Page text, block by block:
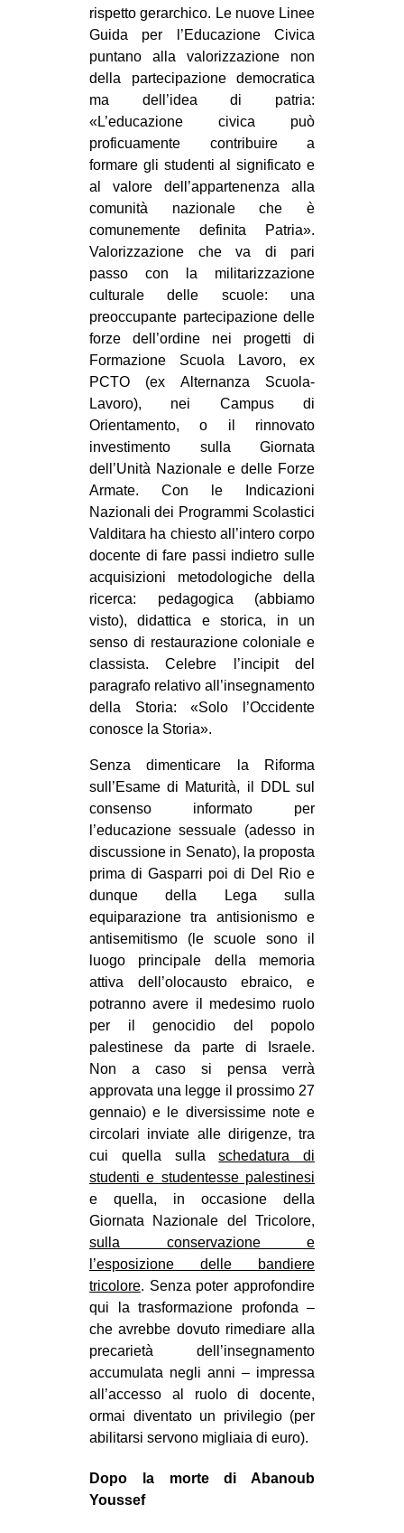
Fb
tw
bsky
ms
SEARCH
rispetto gerarchico. Le nuove Linee
Guida per l’Educazione Civica
puntano alla valorizzazione non
della partecipazione democratica
ma dell’idea di patria:
«L’educazione civica può
proficuamente contribuire a
formare gli studenti al significato e
al valore dell’appartenenza alla
comunità nazionale che è
comunemente definita Patria».
Valorizzazione che va di pari
passo con la militarizzazione
culturale delle scuole: una
preoccupante partecipazione delle
forze dell’ordine nei progetti di
Formazione Scuola Lavoro, ex
PCTO (ex Alternanza Scuola-
Lavoro), nei Campus di
Orientamento, o il rinnovato
investimento sulla Giornata
dell’Unità Nazionale e delle Forze
Armate. Con le Indicazioni
Nazionali dei Programmi Scolastici
Valditara ha chiesto all’intero corpo
docente di fare passi indietro sulle
acquisizioni metodologiche della
ricerca: pedagogica (abbiamo
visto), didattica e storica, in un
senso di restaurazione coloniale e
classista. Celebre l’incipit del
paragrafo relativo all’insegnamento
della Storia: «Solo l’Occidente
conosce la Storia».
Senza dimenticare la Riforma
sull’Esame di Maturità, il DDL sul
consenso informato per
l’educazione sessuale (adesso in
discussione in Senato), la proposta
prima di Gasparri poi di Del Rio e
dunque della Lega sulla
equiparazione tra antisionismo e
antisemitismo (le scuole sono il
luogo principale della memoria
attiva dell’olocausto ebraico, e
potranno avere il medesimo ruolo
per il genocidio del popolo
palestinese da parte di Israele.
Non a caso si pensa verrà
approvata una legge il prossimo 27
gennaio) e le diversissime note e
circolari inviate alle dirigenze, tra
cui quella sullaschedatura di
studenti e studentesse palestinesi
e quella, in occasione della
Giornata Nazionale del Tricolore,
sulla conservazione e
l’esposizione delle bandiere
tricolore. Senza poter approfondire
qui la trasformazione profonda –
che avrebbe dovuto rimediare alla
precarietà dell’insegnamento
accumulata negli anni – impressa
all’accesso al ruolo di docente,
ormai diventato un privilegio (per
abilitarsi servono migliaia di euro).
Dopo la morte di Abanoub
Youssef